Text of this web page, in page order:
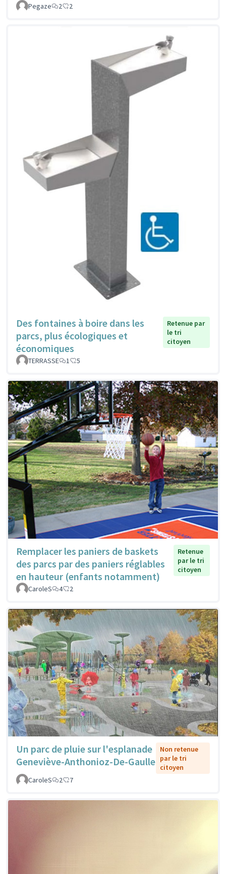
Pegaze 2 2
Des fontaines à boire dans les
parcs, plus écologiques et
économiques
Retenue par
le tri
citoyen
TERRASSE 1 5
Remplacer les paniers de baskets
des parcs par des paniers réglables
en hauteur (enfants notamment)
Retenue
par le tri
citoyen
CaroleS 4 2
Un parc de pluie sur l'esplanade
Geneviève-Anthonioz-De-Gaulle
Non retenue
par le tri
citoyen
CaroleS
2 7